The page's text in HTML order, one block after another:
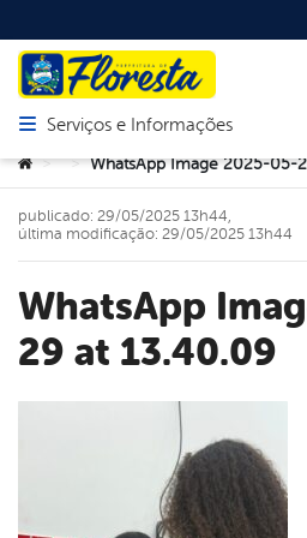
Abrir menu principal de
Serviços e Informações
Você está aqui:
> > WhatsApp Image 2025-05-
WhatsApp Image 2025-05-
29 at 13.40.09
publicado: 29/05/2025 13h44,
última modificação: 29/05/2025 13h44